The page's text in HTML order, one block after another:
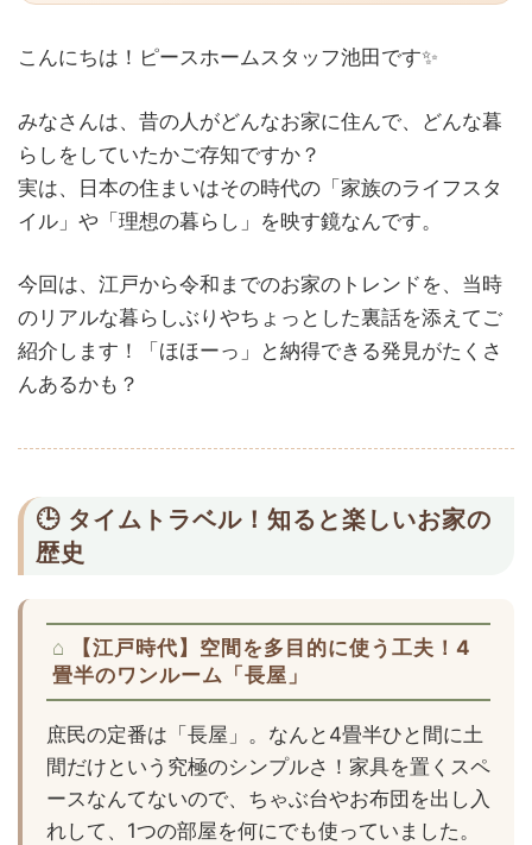
こんにちは！ピースホームスタッフ池田です✨
みなさんは、昔の人がどんなお家に住んで、どんな暮
らしをしていたかご存知ですか？
実は、日本の住まいはその時代の「家族のライフスタ
イル」や「理想の暮らし」を映す鏡なんです。
今回は、江戸から令和までのお家のトレンドを、当時
のリアルな暮らしぶりやちょっとした裏話を添えてご
紹介します！「ほほーっ」と納得できる発見がたくさ
んあるかも？
🕒 タイムトラベル！知ると楽しいお家の
歴史
【江戸時代】空間を多目的に使う工夫！4
畳半のワンルーム「長屋」
庶民の定番は「長屋」。なんと4畳半ひと間に土
間だけという究極のシンプルさ！家具を置くスペ
ースなんてないので、ちゃぶ台やお布団を出し入
れして、1つの部屋を何にでも使っていました。